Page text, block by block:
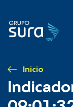
Inicio